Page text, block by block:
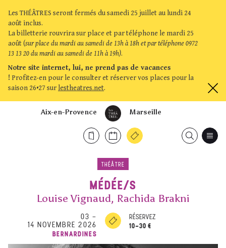
Les THÉÂTRES seront fermés du samedi 25 juillet au lundi 24
août inclus.
La billetterie rouvrira sur place et par téléphone le mardi 25
août (sur place du mardi au samedi de 13h à 18h et par téléphone 0972
13 13 20 du mardi au samedi de 11h à 19h).
Notre site internet, lui, ne prend pas de vacances
! Profitez-en pour le consulter et réserver vos places pour la
saison 26•27 sur lestheatres.net.
Marseille
Aix-en-Provence
THÉÂTRE
MÉDÉE/S
Louise Vignaud, Rachida Brakni
03 –
14 NOVEMBRE 2026
BERNARDINES
RÉSERVEZ
10-30 €